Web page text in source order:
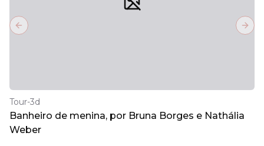
Tour-3d
Banheiro de menina, por Bruna Borges e Nathália
Weber
Previous slide